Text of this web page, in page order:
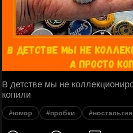
В детстве мы не
копили
#юмор #пробки #ностальгия